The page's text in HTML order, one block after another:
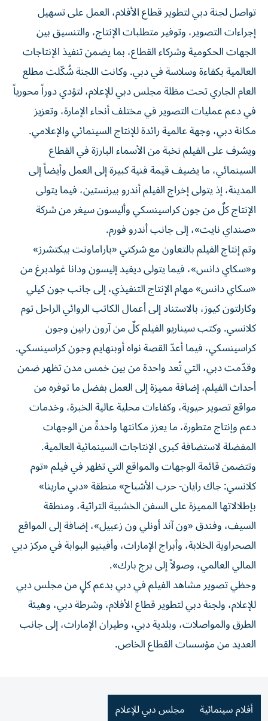
تواصل لجنة دبي لتطوير قطاع الأفلام، العمل على تسهيل
إجراءات التصوير، وتوفير متطلبات الإنتاج، والتنسيق بين
الجهات الحكومية وشركاء القطاع، بما يضمن تنفيذ الإنتاجات
العالمية بكفاءة وسلاسة في دبي. وكانت اللجنة شُكّلت مطلع
العام الجاري تحت مظلة مجلس دبي للإعلام، لتؤدي دوراً محورياً
في دعم عمليات التصوير في مختلف أنحاء الإمارة، وتعزيز
مكانة دبي، وجهة عالمية رائدة للإنتاج السينمائي والإعلامي.
ويشرف على الفيلم نخبة من الأسماء البارزة في القطاع
السينمائي، ما يضيف قيمة فنية كبيرة إلى العمل وأيضاً إلى
المدينة، إذ يتولى إخراج الفيلم أندرو بيرنستين، فيما يتولى
الإنتاج كلٌ من جون كراسينسكي وأليسون سيغر من شركة
«صنداي نايت»، إلى جانب أندرو فورم.
وتم إنتاج الفيلم بالتعاون مع شركتي «باراماونت بيكتشرز»
و«سكاي دانس»، فيما يتولى ديفيد إليسون ودانا غولدبرغ من
«سكاي دانس» مهام الإنتاج التنفيذي، إلى جانب جون كيلي
وكارلتون كيوز، بالاستناد إلى أعمال الكاتب الروائي الراحل توم
كلانسي. وكتب سيناريو الفيلم كلٌ من آرون رابين وجون
كراسينسكي، فيما أعدّ القصة نواه أوبنهايم وجون كراسينسكي.
وقدّمت دبي، التي تُعد واحدة من بين خمس مدن تظهر ضمن
أحداث الفيلم، إضافة مميزة إلى العمل بفضل ما توفره من
مواقع تصوير حيوية، وكفاءات محلية عالية الخبرة، وخدمات
دعم وإنتاج متطورة، ما يعزز مكانتها واحدةً من الوجهات
المفضلة لاستضافة كبرى الإنتاجات السينمائية العالمية.
وتتضمن قائمة الوجهات والمواقع التي تظهر في فيلم «توم
كلانسي: جاك رايان- حرب الأشباح» منطقة «دبي مارينا»
بإطلالاتها المميزة على السفن الخشبية التراثية، ومنطقة
السيف، وفندق «ون آند أونلي ون زعبيل»، إضافة إلى المواقع
الصحراوية الخلابة، وأبراج الإمارات، وأفينيو البوابة في مركز دبي
المالي العالمي، وصولاً إلى برج بارك».
وحظي تصوير مشاهد الفيلم في دبي بدعم كلٍ من مجلس دبي
للإعلام، ولجنة دبي لتطوير قطاع الأفلام، وشرطة دبي، وهيئة
الطرق والمواصلات، وبلدية دبي، وطيران الإمارات، إلى جانب
العديد من مؤسسات القطاع الخاص.
أفلام سينمائية مجلس دبي للإعلام